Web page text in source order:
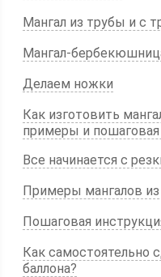
Мангал из трубы и с
Мангал-
Делаем ножки
Как изготовить
примеры и пошаговая
Все начинается с
Примеры мангалов из
Пошаговая
Как самостоятельно
баллона?